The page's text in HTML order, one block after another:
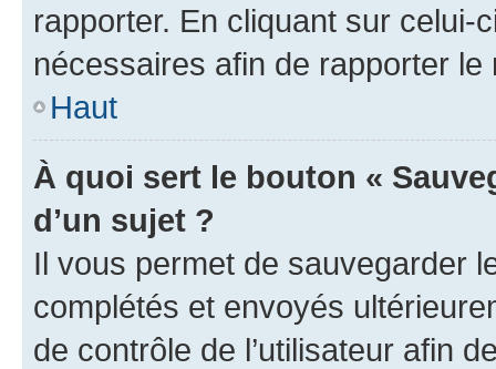
rapporter. En cliquant sur
nécessaires afin de rapporter le
Haut
À quoi sert le bouton «
d’un sujet ?
Il vous permet de sauvegarder
complétés et envoyés
de contrôle de l’utilisateur afin